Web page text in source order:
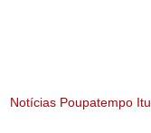
Notícias Poupatempo Itu